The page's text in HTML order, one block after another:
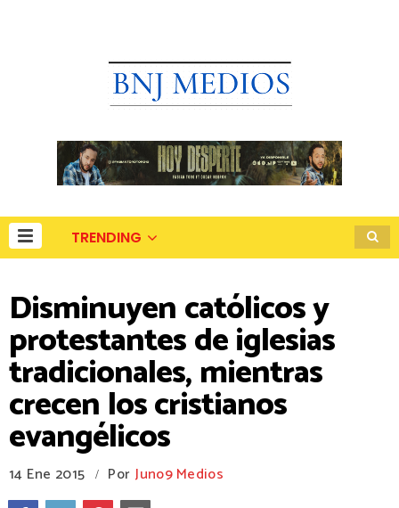
TRENDING
Disminuyen católicos y
protestantes de iglesias
tradicionales, mientras
crecen los cristianos
evangélicos
14 Ene 2015 / Por Juno9 Medios